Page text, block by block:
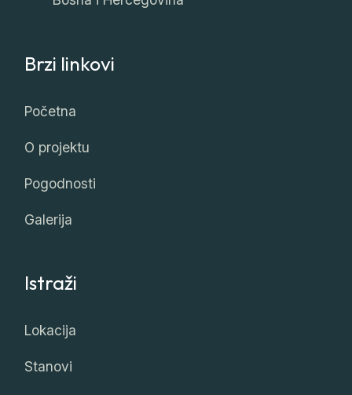
Brzi linkovi
Početna
O projektu
Pogodnosti
Galerija
Istraži
Lokacija
Stanovi